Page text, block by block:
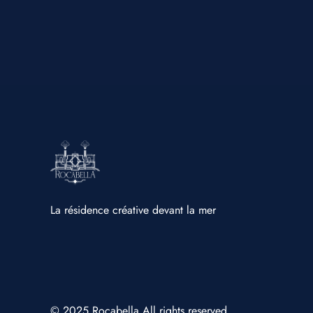
La résidence créative devant la mer